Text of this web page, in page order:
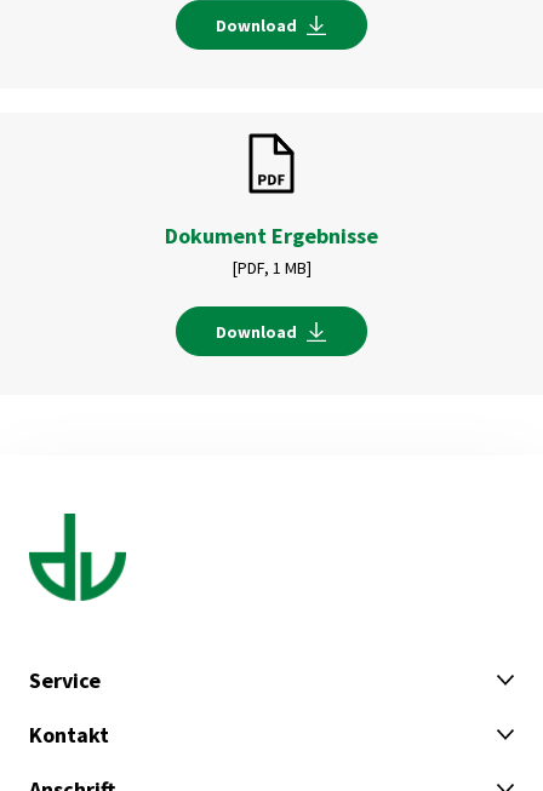
Download
Dokument Ergebnisse
[PDF, 1 MB]
Download
Service
Kontakt